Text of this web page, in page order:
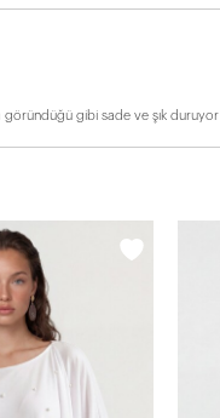
göründüğü gibi sade ve şık duruyor